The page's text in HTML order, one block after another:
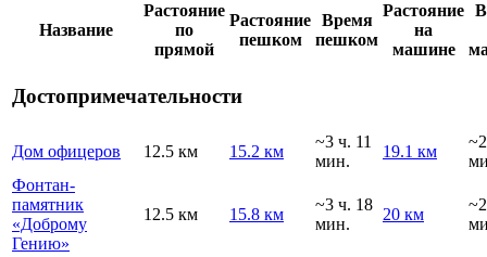
Название
Растояние
по
прямой
Растояние
пешком
Время
пешком
Растояние
на
машине
Достопримечательности
Дом офицеров 12.5 км 15.2 км
~3 ч. 11
мин.
19.1 км
Фонтан-
памятник
«Доброму
Гению»
12.5 км 15.8 км
~3 ч. 18
мин.
20 км